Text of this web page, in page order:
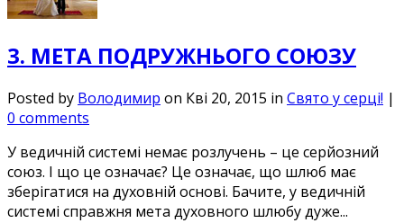
3. МЕТА ПОДРУЖНЬОГО СОЮЗУ
Posted by Володимир on Кві 20, 2015 in Свято у серці! |
0 comments
У ведичній системі немає розлучень – це серйозний
союз. І що це означає? Це означає, що шлюб має
зберігатися на духовній основі. Бачите, у ведичній
системі справжня мета духовного шлюбу дуже...